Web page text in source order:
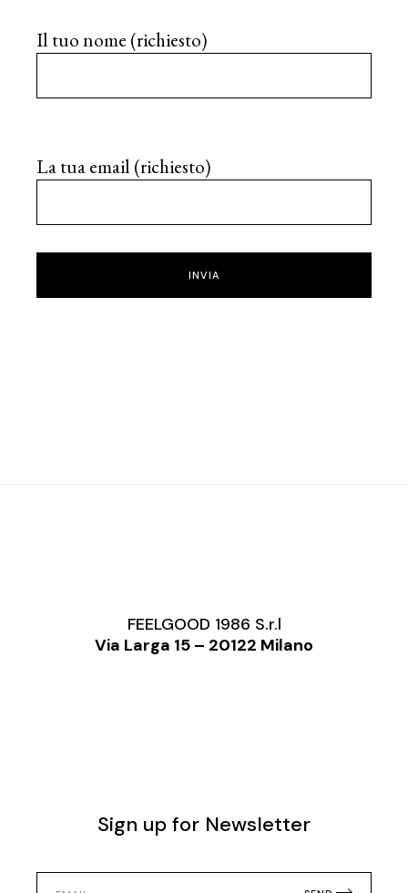
Il tuo nome (richiesto)
La tua email (richiesto)
INVIA
FEELGOOD 1986 S.r.l
Via Larga 15 – 20122 Milano
Sign up for Newsletter